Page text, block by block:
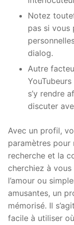
Notez
pas si vous
dialog.
Autre
s’y rendre
discuter
Avec un profil,
paramètres
recherche et la
cherchiez à
l’amour ou
amusantes, un
mémorisé. Il
facile à utiliser